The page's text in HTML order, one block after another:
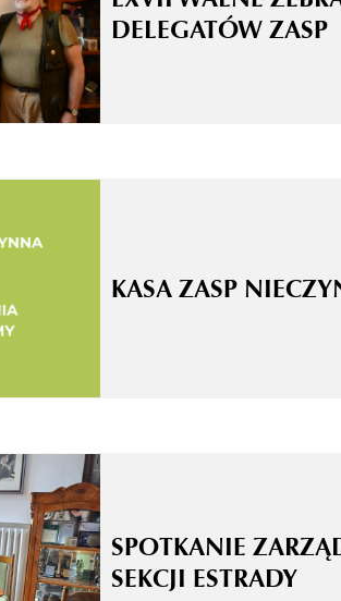
DELEGATÓW ZASP
KASA ZASP
SPOTKANIE
SEKCJI ESTRADY